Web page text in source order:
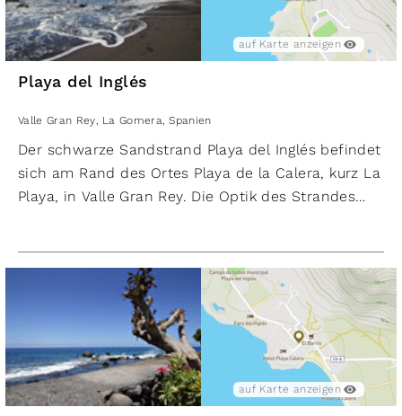
auf Karte anzeigen
Playa del Inglés
Valle Gran Rey, La Gomera, Spanien
Der schwarze Sandstrand Playa del Inglés befindet
sich am Rand des Ortes Playa de la Calera, kurz La
Playa, in Valle Gran Rey. Die Optik des Strandes
begrenzt den Strand. Der natürliche Strand erfreut
sich seit den 1970er-Jahren auch bei FKK-
Freunden großer Beliebtheit. Wie bei den meisten
Stränden an der Küste La Gomeras muss man
beim Baden das Meer im Auge behalten und
Warnflaggen beachten. Der Strand ist rund 10
Minuten zu Fuß von La Playa entfernt, wo man sich
auf Karte anzeigen